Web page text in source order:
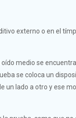
externo o en el
medio se
se coloca un
un lado a otro y ese